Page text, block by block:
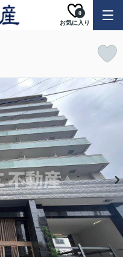
お気に入り
0